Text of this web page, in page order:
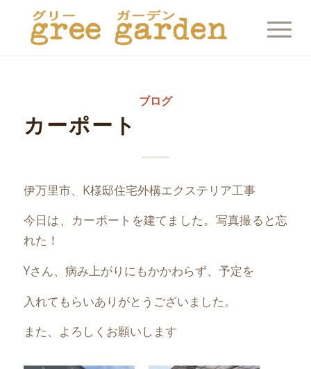
ブログ
カーポート
伊万里市、K様邸住宅外構エクステリア工事
今日は、カーポートを建てました。写真撮ると忘
れた！
Yさん、病み上がりにもかかわらず、予定を
入れてもらいありがとうございました。
また、よろしくお願いします